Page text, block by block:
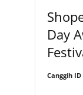
Day
Canggih ID